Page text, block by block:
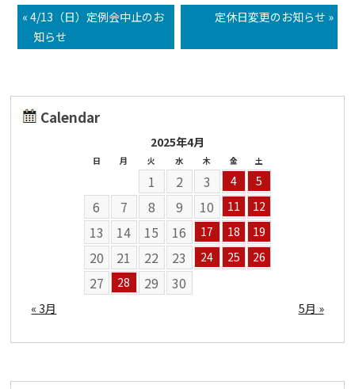
« 4/13（日）定例会中止のお
知らせ
定休日変更のお知らせ »
Calendar
2025年4月
日 月 火 水 木 金 土
1 2 3 4 5
6 7 8 9 10 11 12
13 14 15 16 17 18 19
20 21 22 23 24 25 26
27 28 29 30
« 3月 5月 »